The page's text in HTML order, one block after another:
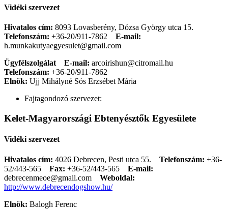
Vidéki szervezet
Hivatalos cím: 8093 Lovasberény, Dózsa György utca 15.
Telefonszám: +36-20/911-7862
E-mail:
h.munkakutyaegyesulet@gmail.com
Ügyfélszolgálat
E-mail: arcoirishun@citromail.hu
Telefonszám: +36-20/911-7862
Elnök: Ujj Mihályné Sós Erzsébet Mária
Fajtagondozó szervezet:
Kelet-Magyarországi Ebtenyésztők Egyesülete
Vidéki szervezet
Hivatalos cím: 4026 Debrecen, Pesti utca 55. Telefonszám: +36-
52/443-565
Fax: +36-52/443-565
E-mail:
debrecenmeoe@gmail.com
Weboldal:
http://www.debrecendogshow.hu/
Elnök: Balogh Ferenc